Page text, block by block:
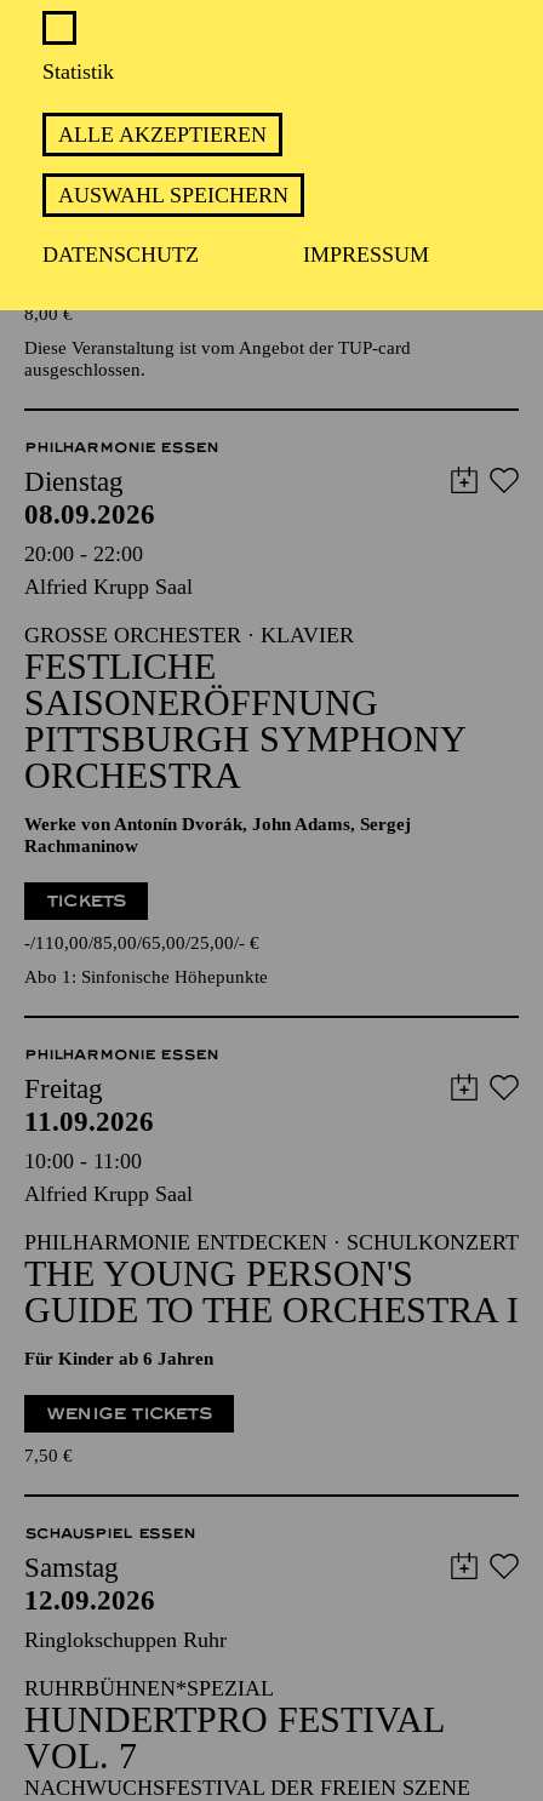
Statistik
ALLE AKZEPTIEREN
AUSWAHL SPEICHERN
DATENSCHUTZ IMPRESSUM
Grillo-Theater
BLICK AUF DEN IRAN –
STIMMEN ZUR AKTUELLEN
LAGE
Veranstalter: Eine Kooperationsveranstaltung mit der Stadt
Essen
8,00€
Diese Veranstaltung ist vom Angebot der TUP-card
ausgeschlossen.
PHILHARMONIE ESSEN
Dienstag
08.09.2026
20:00 - 22:00
Alfried Krupp Saal
GROSSE ORCHESTER · KLAVIER
FESTLICHE
SAISONERÖFFNUNG
PITTSBURGH SYMPHONY
ORCHESTRA
Werke von Antonín Dvorák, John Adams, Sergej
Rachmaninow
TICKETS
- 110,00 85,00 65,00 25,00 - €
Abo 1: Sinfonische Höhepunkte
PHILHARMONIE ESSEN
Freitag
11.09.2026
10:00 - 11:00
Alfried Krupp Saal
PHILHARMONIE ENTDECKEN · SCHULKONZERT
THE YOUNG PERSON'S
GUIDE TO THE ORCHESTRA I
Für Kinder ab 6 Jahren
WENIGE TICKETS
7,50 €
SCHAUSPIEL ESSEN
Samstag
12.09.2026
Ringlokschuppen Ruhr
RUHRBÜHNEN*SPEZIAL
HUNDERTPRO FESTIVAL
VOL. 7
NACHWUCHSFESTIVAL DER FREIEN SZENE